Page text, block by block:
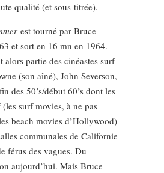
qualité (et sous-titrée).
est tourné par Bruce
et sort en 16 mn en 1964.
partie des cinéastes surf
(son aîné), John Severson,
des 50’s/début 60’s dont les
surf movies, à ne pas
beach movies d’Hollywood)
communales de Californie
férus des vagues. Du
aujourd’hui. Mais Bruce